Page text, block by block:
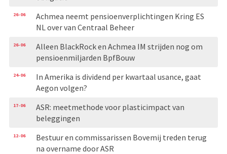
26-06
Achmea neemt pensioenverplichtingen Kring ES
NL over van Centraal Beheer
26-06
Alleen BlackRock en Achmea IM strijden nog om
pensioenmiljarden BpfBouw
24-06
In Amerika is dividend per kwartaal usance, gaat
Aegon volgen?
17-06
ASR: meetmethode voor plasticimpact van
beleggingen
12-06
Bestuur en commissarissen Bovemij treden terug
na overname door ASR